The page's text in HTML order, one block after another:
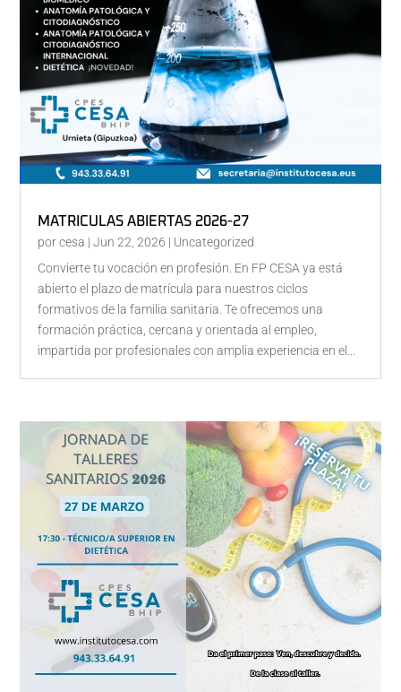
MATRICULAS ABIERTAS 2026-27
porcesa |Jun 22, 2026 | Uncategorized
Convierte tu vocación en profesión. En FP CESA ya está
abierto el plazo de matrícula para nuestros ciclos
formativos de la familia sanitaria. Te ofrecemos una
formación práctica, cercana y orientada al empleo,
impartida por profesionales con amplia experiencia en el...